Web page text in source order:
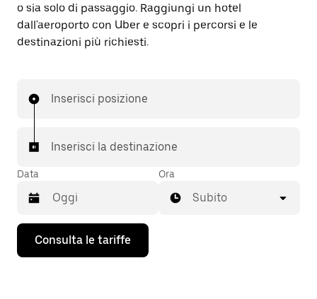
o sia solo di passaggio. Raggiungi un hotel
dall'aeroporto con Uber e scopri i percorsi e le
destinazioni più richiesti.
Inserisci posizione
Inserisci la destinazione
Data
Utilizza
tasto
Ora
Subito
Consulta le tariffe